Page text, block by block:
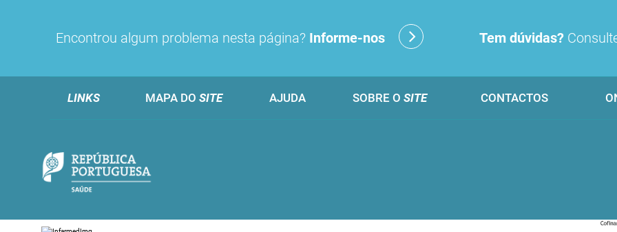
Encontrou algum problema nesta página? Informe-nos Tem dúvidas?
LINKS MAPA DO SITE AJUDA SOBRE O SITE CONTACTOS